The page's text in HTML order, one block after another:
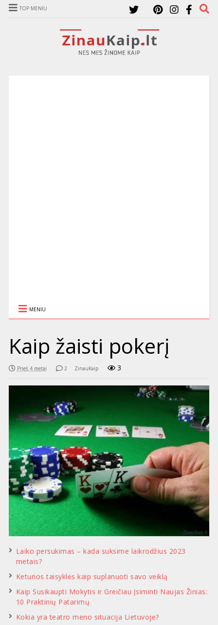
TOP MENIU
MENIU
Kaip žaisti pokerį
Prieš 4 metai 2 ZinauKaip 3
Laiko persukimas – kada suksime laikrodžius 2023
metais?
Keturios taisyklės kaip suplanuoti savo veiklą
Kaip Susikaupti Mokytis ir Greičiau Įsiminti Naujas Žinias:
10 Praktinių Patarimų
Kokia yra teatro meno situacija Lietuvoje?